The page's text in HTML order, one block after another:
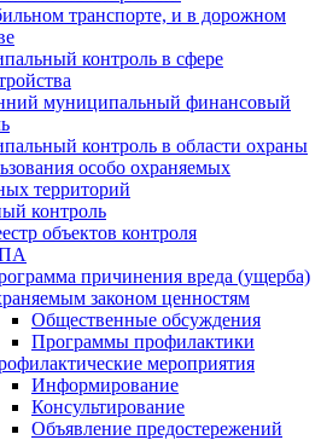
транспорте, и в дорожном
контроль в сфере
муниципальный финансовый
контроль в области охраны
особо охраняемых
территорий
контроль
объектов контроля
причинения вреда (ущерба)
законом ценностям
Общественные обсуждения
Программы профилактики
мероприятия
Информирование
Консультирование
Объявление предостережений